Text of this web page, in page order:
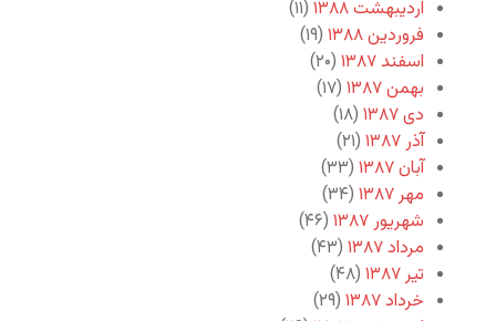
اردیبهشت ۱۳۸۸
(۱۱)
فروردین ۱۳۸۸
(۱۹)
اسفند ۱۳۸۷
(۲۰)
بهمن ۱۳۸۷
(۱۷)
دی ۱۳۸۷
(۱۸)
آذر ۱۳۸۷
(۲۱)
آبان ۱۳۸۷
(۳۳)
مهر ۱۳۸۷
(۳۴)
شهریور ۱۳۸۷
(۴۶)
مرداد ۱۳۸۷
(۴۳)
تیر ۱۳۸۷
(۴۸)
خرداد ۱۳۸۷
(۲۹)